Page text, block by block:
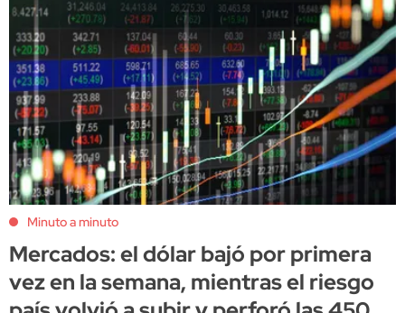
Minuto a minuto
Mercados: el dólar bajó por primera
vez en la semana, mientras el riesgo